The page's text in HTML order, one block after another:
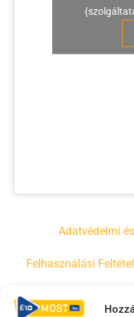
Adatvédelmi
Felhasználási